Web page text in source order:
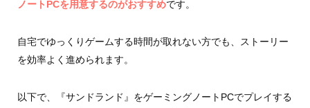
ノートPCを用意するのがおすすめです。
自宅でゆっくりゲームする時間が取れない方でも、ストーリー
を効率よく進められます。
以下で、『サンドランド』をゲーミングノートPCでプレイする